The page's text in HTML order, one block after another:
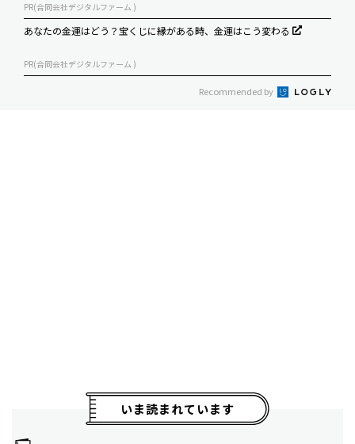
PR(合同会社デジタルファーム )
あなたの金運はどう？宝くじに縁がある時、金運はこう変わる
PR(合同会社デジタルファーム )
Recommended by
いま読まれています